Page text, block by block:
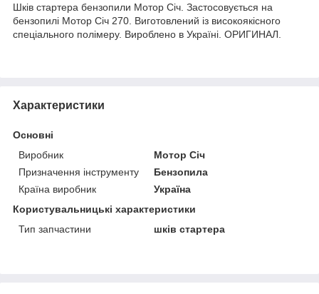
Шків стартера бензопили Мотор Січ. Застосовується на
бензопилі Мотор Січ 270. Виготовлений із високоякісного
спеціального полімеру. Вироблено в Україні. ОРИГИНАЛ.
Характеристики
Основні
Виробник
Мотор Січ
Призначення інструменту
Бензопила
Країна виробник
Україна
Користувальницькі характеристики
Тип запчастини
шків стартера